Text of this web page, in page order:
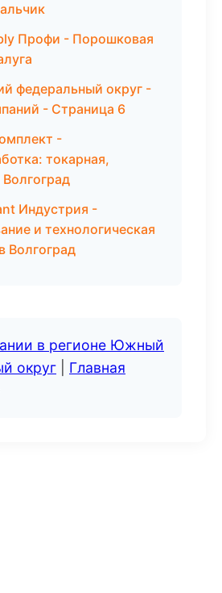
Профи - Порошковая
федеральный округ -
- Страница 6
-
токарная,
Индустрия -
и технологическая
Волгоград
в регионе Южный
округ
Главная